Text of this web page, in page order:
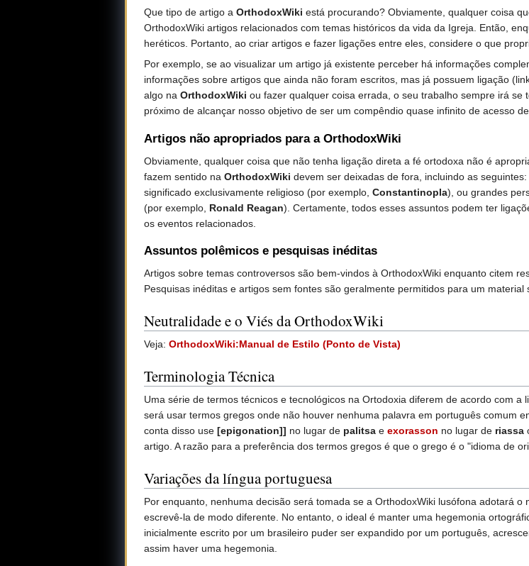
Que tipo de artigo a OrthodoxWiki está procurando? Obviamente, qualquer coisa
OrthodoxWiki artigos relacionados com temas históricos da vida da Igreja. Então,
heréticos. Portanto, ao criar artigos e fazer ligações entre eles, considere o que
Por exemplo, se ao visualizar um artigo já existente perceber há informações
informações sobre artigos que ainda não foram escritos, mas já possuem ligação
algo na OrthodoxWiki ou fazer qualquer coisa errada, o seu trabalho sempre irá
próximo de alcançar nosso objetivo de ser um compêndio quase infinito de acesso
Artigos não apropriados para a OrthodoxWiki
Obviamente, qualquer coisa que não tenha ligação direta a fé ortodoxa não é
fazem sentido na OrthodoxWiki devem ser deixadas de fora, incluindo as
significado exclusivamente religioso (por exemplo, Constantinopla), ou grandes
(por exemplo, Ronald Reagan). Certamente, todos esses assuntos podem ter
os eventos relacionados.
Assuntos polêmicos e pesquisas inéditas
Artigos sobre temas controversos são bem-vindos à OrthodoxWiki enquanto citem
Pesquisas inéditas e artigos sem fontes são geralmente permitidos para um material
Neutralidade e o Viés da OrthodoxWiki
Veja: OrthodoxWiki:Manual de Estilo (Ponto de Vista)
Terminologia Técnica
Uma série de termos técnicos e tecnológicos na Ortodoxia diferem de acordo com
será usar termos gregos onde não houver nenhuma palavra em português comum
conta disso use [epigonation]] no lugar de palitsa e exorasson no lugar de riassa
artigo. A razão para a preferência dos termos gregos é que o grego é o "idioma de
Variações da língua portuguesa
Por enquanto, nenhuma decisão será tomada se a OrthodoxWiki lusófona adotará
escrevê-la de modo diferente. No entanto, o ideal é manter uma hegemonia
inicialmente escrito por um brasileiro puder ser expandido por um português,
assim haver uma hegemonia.